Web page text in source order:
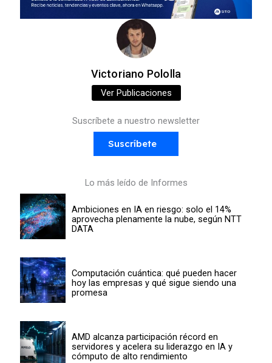
Victoriano Pololla
Ver Publicaciones
Suscríbete a nuestro newsletter
Suscríbete
Lo más leído de Informes
Ambiciones en IA en riesgo: solo el 14%
aprovecha plenamente la nube, según NTT
DATA
Computación cuántica: qué pueden hacer
hoy las empresas y qué sigue siendo una
promesa
AMD alcanza participación récord en
servidores y acelera su liderazgo en IA y
cómputo de alto rendimiento